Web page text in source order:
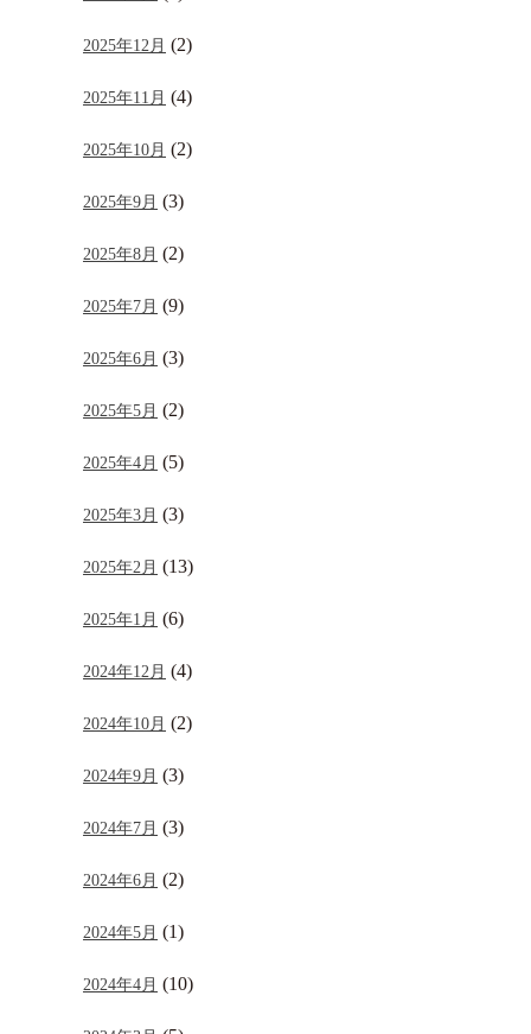
2025年12月 (2)
2025年11月 (4)
2025年10月 (2)
2025年9月 (3)
2025年8月 (2)
2025年7月 (9)
2025年6月 (3)
2025年5月 (2)
2025年4月 (5)
2025年3月 (3)
2025年2月 (13)
2025年1月 (6)
2024年12月 (4)
2024年10月 (2)
2024年9月 (3)
2024年7月 (3)
2024年6月 (2)
2024年5月 (1)
2024年4月 (10)